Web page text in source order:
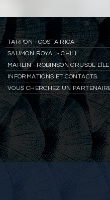
TARPON - COSTA RICA
SAUMON ROYAL - CHILI
MARLIN - ROBINSON CRUSOE L'ÎLE
INFORMATIONS ET CONTACTS